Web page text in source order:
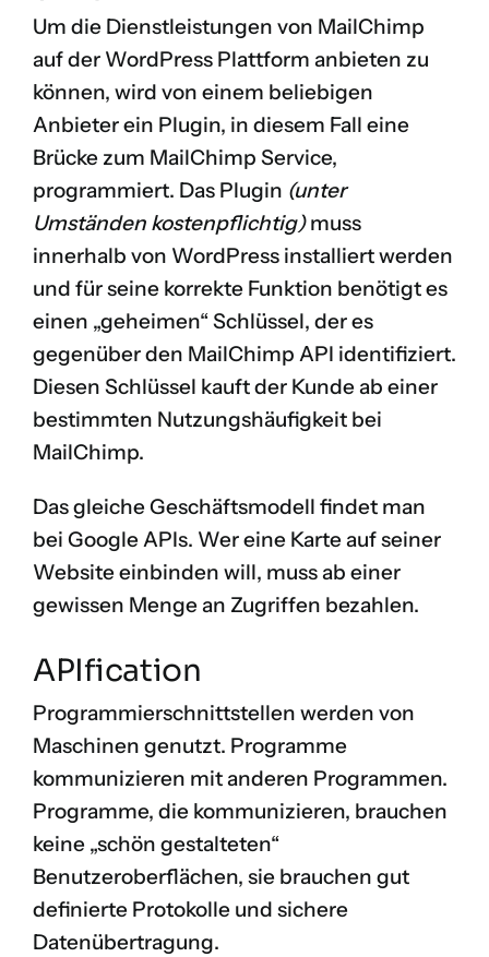
Um die Dienstleistungen von MailChimp
auf der WordPress Plattform anbieten zu
können, wird von einem beliebigen
Anbieter ein Plugin, in diesem Fall eine
Brücke zum MailChimp Service,
programmiert. Das Plugin (unter
Umständen kostenpflichtig)muss
innerhalb von WordPress installiert werden
und für seine korrekte Funktion benötigt es
einen „geheimen“ Schlüssel, der es
gegenüber den MailChimp API identifiziert.
Diesen Schlüssel kauft der Kunde ab einer
bestimmten Nutzungshäufigkeit bei
MailChimp.
Das gleiche Geschäftsmodell findet man
bei Google APIs. Wer eine Karte auf seiner
Website einbinden will, muss ab einer
gewissen Menge an Zugriffen bezahlen.
APIfication
Programmierschnittstellen werden von
Maschinen genutzt. Programme
kommunizieren mit anderen Programmen.
Programme, die kommunizieren, brauchen
keine „schön gestalteten“
Benutzeroberflächen, sie brauchen gut
definierte Protokolle und sichere
Datenübertragung.